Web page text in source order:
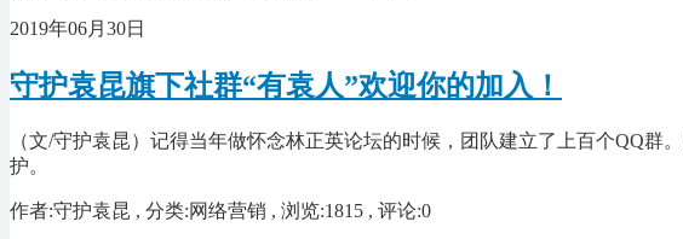
2019年06月30日
守护袁昆旗下社群“有袁人”欢迎你的加入！
（文/守护袁昆）记得当年做怀念林正英论坛的时候，团队建立了上百个QQ群
护。
作者:守护袁昆 , 分类:网络营销 , 浏览:1815 , 评论:0